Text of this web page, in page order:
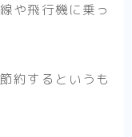
や飛行機に乗っ
約するというも